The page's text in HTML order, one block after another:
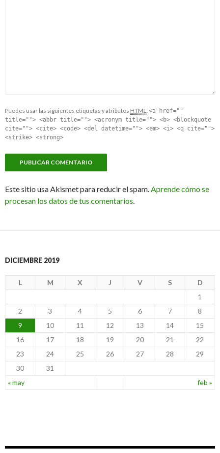
Puedes usar las siguientes etiquetas y atributos HTML: <a href=""
title=""> <abbr title=""> <acronym title=""> <b> <blockquote
cite=""> <cite> <code> <del datetime=""> <em> <i> <q cite="">
<strike> <strong>
Este sitio usa Akismet para reducir el spam.Aprende cómo se
procesan los datos de tus comentarios.
DICIEMBRE 2019
L M X J V S D
« may feb »
1
2
3 4 5 6 7
8
9
10 11 12 13 14
15
16
17 18 19 20 21
22
23
24 25 26 27 28
29
30
31